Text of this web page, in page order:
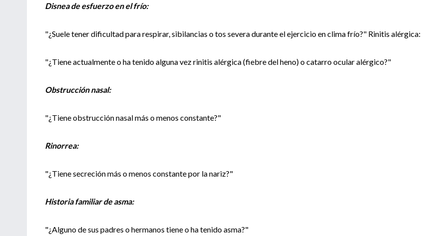
Disnea de esfuerzo en el frío:
"¿Suele tener dificultad para respirar, sibilancias o tos severa durante el ejercicio en clima frío?" Rinitis alérgica:
"¿Tiene actualmente o ha tenido alguna vez rinitis alérgica (fiebre del heno) o catarro ocular alérgico?"
Obstrucción nasal:
"¿Tiene obstrucción nasal más o menos constante?"
Rinorrea:
"¿Tiene secreción más o menos constante por la nariz?"
Historia familiar de asma:
"¿Alguno de sus padres o hermanos tiene o ha tenido asma?"